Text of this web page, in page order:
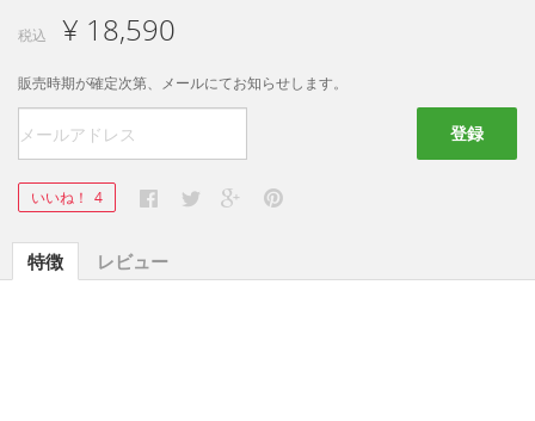
税込 ¥ 18,590
販売時期が確定次第、メールにてお知らせします。
登録
いいね！ 4
特徴 レビュー